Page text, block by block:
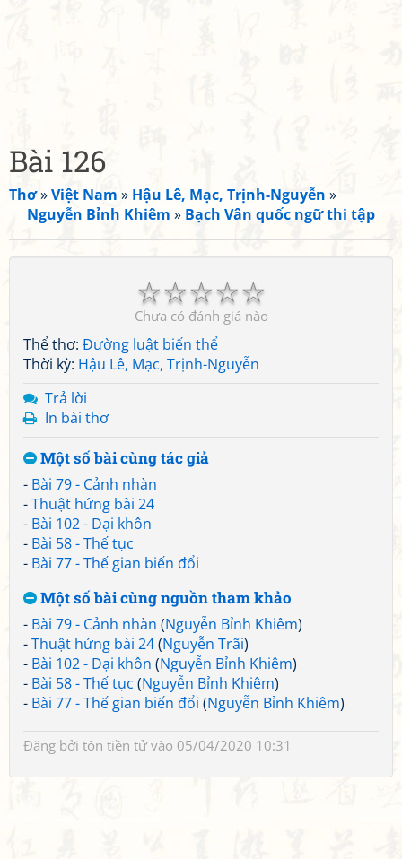
Bài 126
Thơ»Việt Nam » Hậu Lê, Mạc, Trịnh-Nguyễn »
Nguyễn Bỉnh Khiêm » Bạch Vân quốc ngữ thi tập
☆
☆
☆
☆
☆
Chưa có đánh giá nào
Thể thơ: Đường luật biến thể
Thời kỳ: Hậu Lê, Mạc, Trịnh-Nguyễn
Trả lời
In bài thơ
Một số bài cùng tác giả
- Bài 79 - Cảnh nhàn
-Thuật hứng bài 24
- Bài 102 - Dại khôn
- Bài 58 - Thế tục
- Bài 77 - Thế gian biến đổi
Một số bài cùng nguồn tham khảo
- Bài 79 - Cảnh nhàn (Nguyễn Bỉnh Khiêm)
-Thuật hứng bài 24(Nguyễn Trãi)
- Bài 102 - Dại khôn (Nguyễn Bỉnh Khiêm)
- Bài 58 - Thế tục (Nguyễn Bỉnh Khiêm)
- Bài 77 - Thế gian biến đổi (Nguyễn Bỉnh Khiêm)
Đăng bởi tôn tiền tửvào 05/04/2020 10:31